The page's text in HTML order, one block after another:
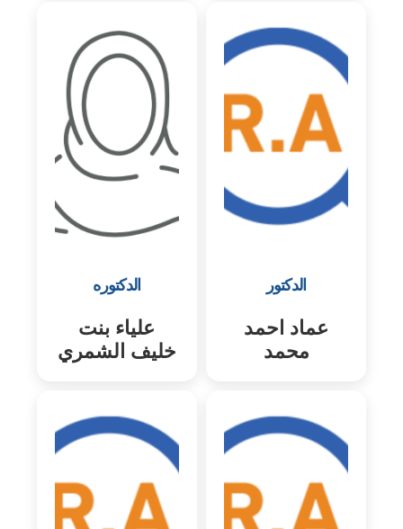
الدكتور
عماد احمد
محمد
الدكتوره
علياء بنت
خليف الشمري